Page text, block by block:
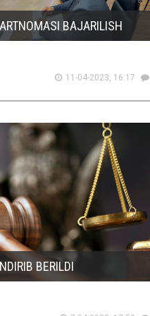
BAJARILISH
11-04-2023, 16:17
BERILDI